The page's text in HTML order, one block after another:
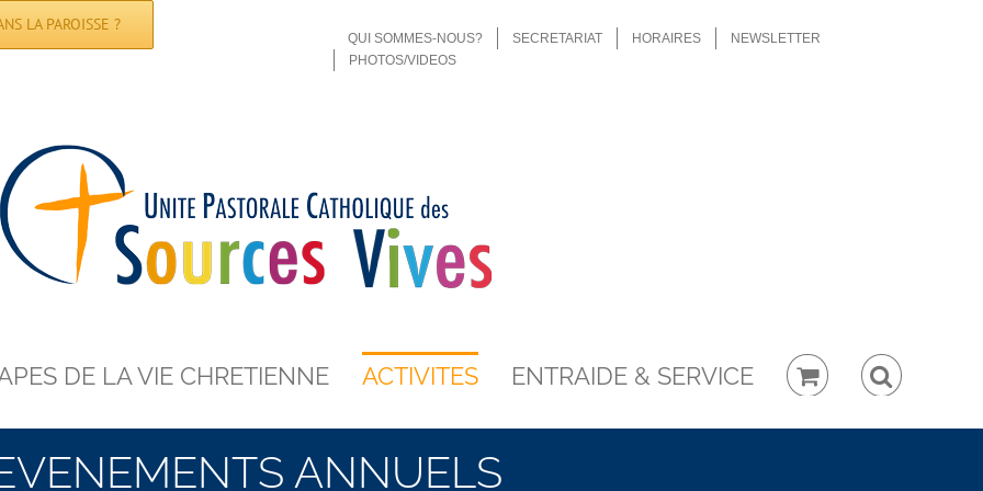
LA PAROISSE ?
QUI SOMMES-NOUS? SECRETARIAT HORAIRES
NEWSLETTER
PHOTOS/VIDEOS
DE LA VIE CHRETIENNE ACTIVITES ENTRAIDE & SERVICE
ANNUELS